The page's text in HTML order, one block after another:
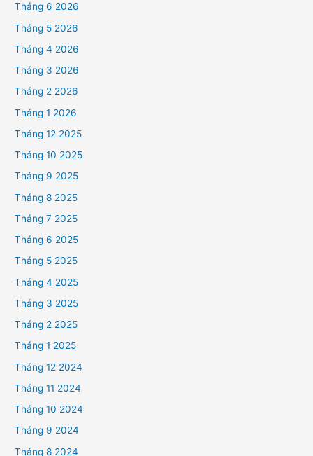
Tháng 6 2026
Tháng 5 2026
Tháng 4 2026
Tháng 3 2026
Tháng 2 2026
Tháng 1 2026
Tháng 12 2025
Tháng 10 2025
Tháng 9 2025
Tháng 8 2025
Tháng 7 2025
Tháng 6 2025
Tháng 5 2025
Tháng 4 2025
Tháng 3 2025
Tháng 2 2025
Tháng 1 2025
Tháng 12 2024
Tháng 11 2024
Tháng 10 2024
Tháng 9 2024
Tháng 8 2024